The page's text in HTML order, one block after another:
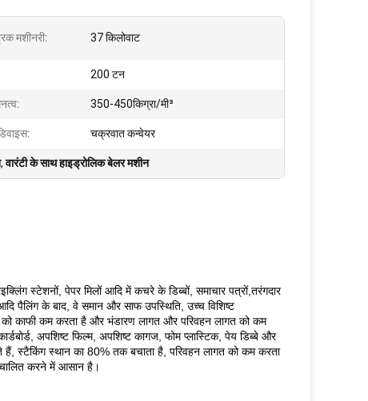
मशीनरी: 37 किलोवाट
200 टन
350-450किग्रा/मी³
चक्रवात कन्वेयर
,वारंटी के साथ हाइड्रोलिक बेलर मशीन
स्टेशनों, पेपर मिलों आदि में कचरे के डिब्बों, समाचार पत्रों,तरंगदार
पैलिंग के बाद, वे समान और साफ उपस्थिति, उच्च विशिष्ट
को काफी कम करता है और भंडारण लागत और परिवहन लागत को कम
अपशिष्ट फिल्म, अपशिष्ट कागज, फोम प्लास्टिक, पेय डिब्बे और
स्टैकिंग स्थान का 80% तक बचाता है, परिवहन लागत को कम करता
करने में आसान है।